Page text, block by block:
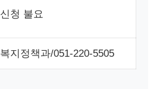
신청 불요
복지정책과/051-220-5505